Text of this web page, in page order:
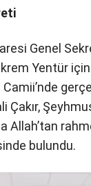
Genel
Yentür
Camii’nde
Çakır,
bulundu.